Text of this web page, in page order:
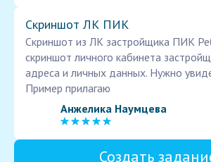
Скриншот ЛК ПИК
Скриншот из ЛК застройщика ПИК
скриншот личного кабинета
адреса и личных данных. Нужно
Пример прилагаю
Анжелика Наумцева
Создать